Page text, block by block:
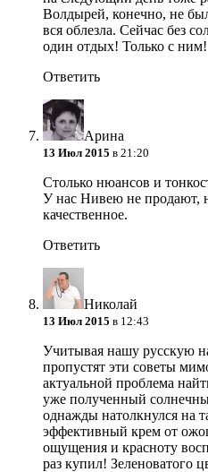
Волдырей, конечно, не
вся облезла. Сейчас без
один отдых! Только с ним!
Ответить
Арина
13 Июл 2015 в 21:20
Столько нюансов и
У нас Нивею не продают,
качественное.
Ответить
Николай
13 Июл 2015 в 12:43
Учитывая нашу русскую
пропустят эти советы
актуальной проблема
уже полученный
однажды натолкнулся на
эффективный крем от
ощущения и красноту
раз купил! Зеленоватого